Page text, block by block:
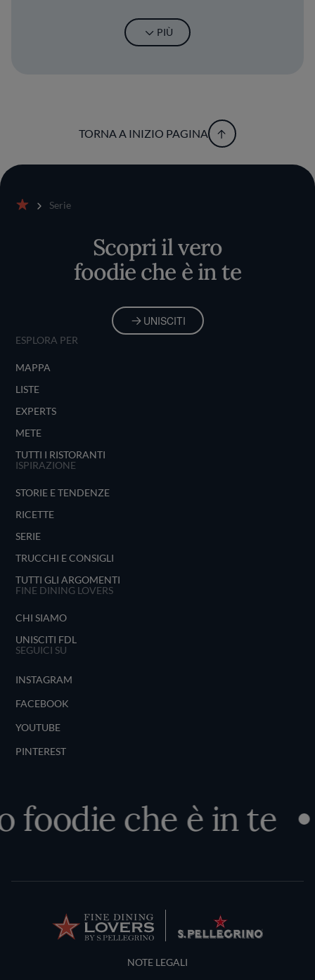
PIÙ
TORNA A INIZIO PAGINA
Serie
Scopri il vero
foodie che è in te
UNISCITI
ESPLORA PER
MAPPA
LISTE
EXPERTS
METE
TUTTI I RISTORANTI
ISPIRAZIONE
STORIE E TENDENZE
RICETTE
SERIE
TRUCCHI E CONSIGLI
TUTTI GLI ARGOMENTI
FINE DINING LOVERS
CHI SIAMO
UNISCITI FDL
SEGUICI SU
INSTAGRAM
FACEBOOK
YOUTUBE
PINTEREST
che è in te
Terms and Conditions
NOTE LEGALI